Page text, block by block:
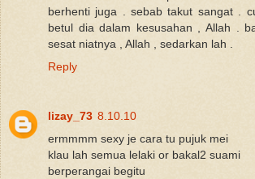
berhenti juga . sebab takut sangat .
betul dia dalam kesusahan , Allah .
sesat niatnya , Allah , sedarkan lah .
Reply
lizay_73 8.10.10
ermmmm sexy je cara tu pujuk mei
klau lah semua lelaki or bakal2 suami
berperangai begitu